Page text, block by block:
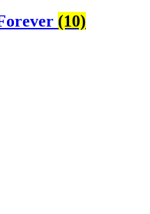
(10)